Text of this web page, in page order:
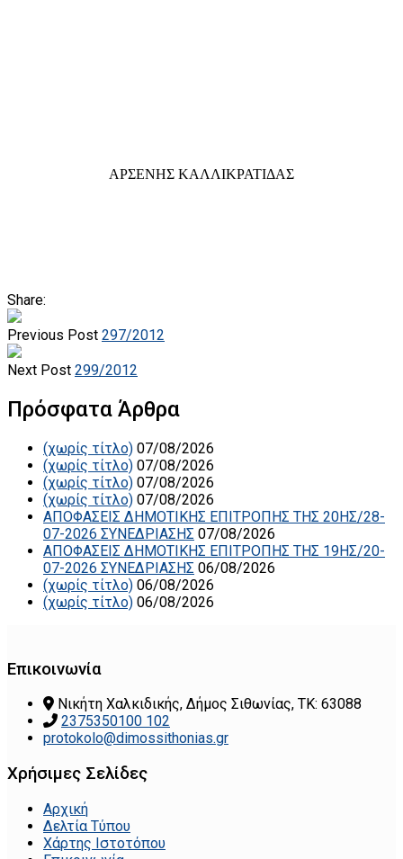
ΑΡΣΕΝΗΣ ΚΑΛΛΙΚΡΑΤΙΔΑΣ
Share:
Previous Post 297/2012
Next Post 299/2012
Πρόσφατα Άρθρα
(χωρίς τίτλο) 07/08/2026
(χωρίς τίτλο) 07/08/2026
(χωρίς τίτλο) 07/08/2026
(χωρίς τίτλο) 07/08/2026
ΑΠΟΦΑΣΕΙΣ ΔΗΜΟΤΙΚΗΣ ΕΠΙΤΡΟΠΗΣ ΤΗΣ 20ΗΣ/28-
07-2026 ΣΥΝΕΔΡΙΑΣΗΣ 07/08/2026
ΑΠΟΦΑΣΕΙΣ ΔΗΜΟΤΙΚΗΣ ΕΠΙΤΡΟΠΗΣ ΤΗΣ 19ΗΣ/20-
07-2026 ΣΥΝΕΔΡΙΑΣΗΣ 06/08/2026
(χωρίς τίτλο) 06/08/2026
(χωρίς τίτλο) 06/08/2026
Επικοινωνία
Νικήτη Χαλκιδικής, Δήμος Σιθωνίας, ΤΚ: 63088
2375350100 102
protokolo@dimossithonias.gr
Χρήσιμες Σελίδες
Αρχική
Δελτία Τύπου
Χάρτης Ιστοτόπου